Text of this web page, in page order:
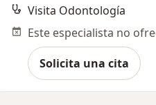
Visita Odontología
Solicita una cita